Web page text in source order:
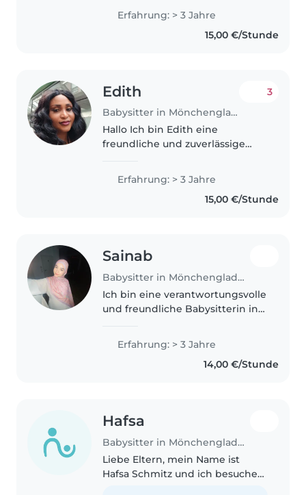
Erfahrung: > 3 Jahre
15,00 €/Stunde
Edith
Babysitter in Mönchengladbach
3
Hallo Ich bin Edith eine
freundliche und zuverlässige
in der Kinderbetreuung da ich
selbst Mutter bin. Meine eigenen
Erfahrung: > 3 Jahre
15,00 €/Stunde
Sainab
Babysitter in Mönchengladbach
Ich bin eine verantwortungsvolle
und freundliche Babysitterin in
3 Jahren Erfahrung in der
Betreuung. Meine
mehrsprachigen Fähigkeiten
Erfahrung: > 3 Jahre
14,00 €/Stunde
Hafsa
Babysitter in Mönchengladbach
Liebe Eltern, mein Name ist
Hafsa Schmitz und ich besuche